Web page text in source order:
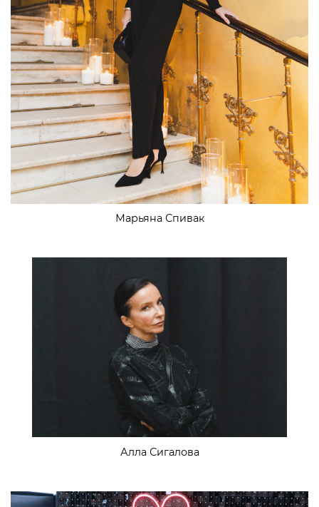
Марьяна Спивак
Алла Сигалова